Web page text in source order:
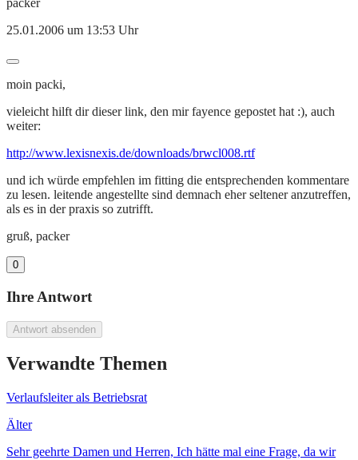
packer
25.01.2006 um 13:53 Uhr
moin packi,
vieleicht hilft dir dieser link, den mir fayence gepostet hat :), auch
weiter:
http://www.lexisnexis.de/downloads/brwcl008.rtf
und ich würde empfehlen im fitting die entsprechenden kommentare
zu lesen. leitende angestellte sind demnach eher seltener anzutreffen,
als es in der praxis so zutrifft.
gruß, packer
0
Ihre Antwort
Antwort absenden
Verwandte Themen
Verlaufsleiter als Betriebsrat
Älter
Sehr geehrte Damen und Herren, Ich hätte mal eine Frage, da wir